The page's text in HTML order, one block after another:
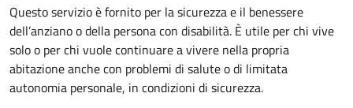
Questo servizio è fornito per la sicurezza e il benessere
dell’anziano o della persona con disabilità. È utile per chi vive
solo o per chi vuole continuare a vivere nella propria
abitazione anche con problemi di salute o di limitata
autonomia personale, in condizioni di sicurezza.